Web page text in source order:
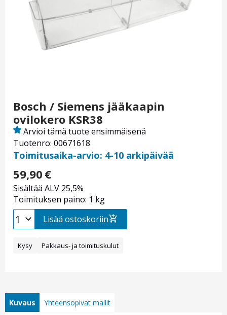
Bosch / Siemens jääkaapin
ovilokero KSR38
Tuotenro: 00671618
Arvioi tämä tuote ensimmäisenä
Toimitusaika-arvio: 4-10 arkipäivää
59,90 €
Sisältää ALV 25,5%
Toimituksen paino: 1 kg
Lisää ostoskoriin
Kysy Pakkaus- ja toimituskulut
Kuvaus Yhteensopivat mallit